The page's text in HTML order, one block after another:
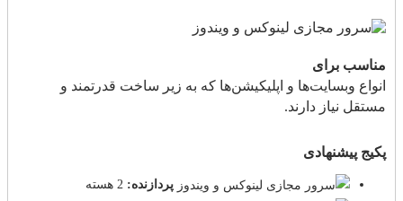
مناسب برای
انواع وبسایت‌ها و اپلیکیشن‌ها که به زیر ساخت قدرتمند و
مستقل نیاز دارند.
پکیج پیشنهادی
پردازنده: